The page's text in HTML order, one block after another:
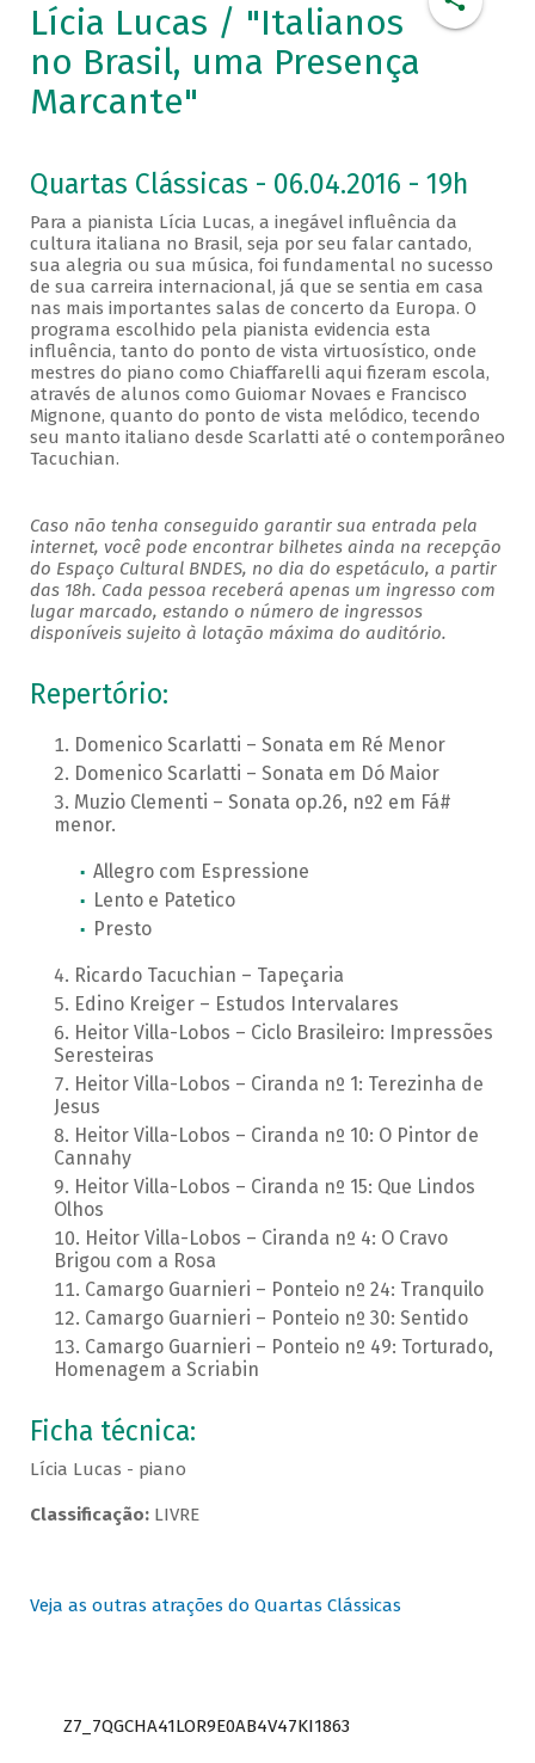
Lícia Lucas / "Italianos
no Brasil, uma Presença
Marcante"
Quartas Clássicas - 06.04.2016 - 19h
Para a pianista Lícia Lucas, a inegável influência da
cultura italiana no Brasil, seja por seu falar cantado,
sua alegria ou sua música, foi fundamental no sucesso
de sua carreira internacional, já que se sentia em casa
nas mais importantes salas de concerto da Europa. O
programa escolhido pela pianista evidencia esta
influência, tanto do ponto de vista virtuosístico, onde
mestres do piano como Chiaffarelli aqui fizeram escola,
através de alunos como Guiomar Novaes e Francisco
Mignone, quanto do ponto de vista melódico, tecendo
seu manto italiano desde Scarlatti até o contemporâneo
Tacuchian.
Caso não tenha conseguido garantir sua entrada pela
internet, você pode encontrar bilhetes ainda na recepção
do Espaço Cultural BNDES, no dia do espetáculo, a partir
das 18h. Cada pessoa receberá apenas um ingresso com
lugar marcado, estando o número de ingressos
disponíveis sujeito à lotação máxima do auditório.
Repertório:
Domenico Scarlatti – Sonata em Ré Menor
Domenico Scarlatti – Sonata em Dó Maior
Muzio Clementi – Sonata op.26, nº2 em Fá#
menor.
Allegro com Espressione
Lento e Patetico
Presto
Ricardo Tacuchian – Tapeçaria
Edino Kreiger – Estudos Intervalares
Heitor Villa-Lobos – Ciclo Brasileiro: Impressões
Seresteiras
Heitor Villa-Lobos – Ciranda nº 1: Terezinha de
Jesus
Heitor Villa-Lobos – Ciranda nº 10: O Pintor de
Cannahy
Heitor Villa-Lobos – Ciranda nº 15: Que Lindos
Olhos
Heitor Villa-Lobos – Ciranda nº 4: O Cravo
Brigou com a Rosa
Camargo Guarnieri – Ponteio nº 24: Tranquilo
Camargo Guarnieri – Ponteio nº 30: Sentido
Camargo Guarnieri – Ponteio nº 49: Torturado,
Homenagem a Scriabin
Ficha técnica:
Lícia Lucas - piano
Classificação:LIVRE
Veja as outras atrações do Quartas Clássicas
Z7_7QGCHA41LOR9E0AB4V47KI1863